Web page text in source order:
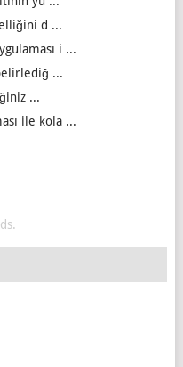
d ...
i ...
...
...
ile kola ...